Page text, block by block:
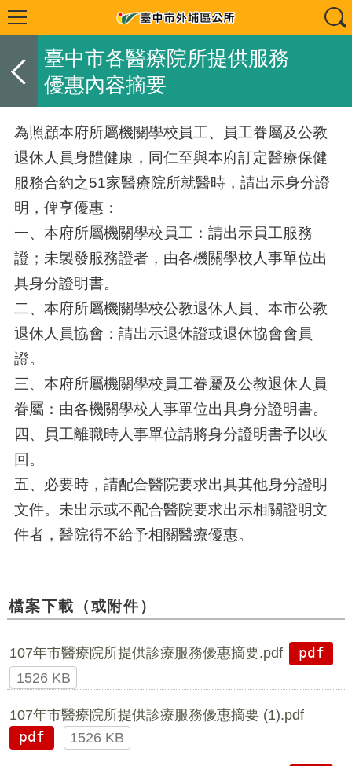
臺中市各醫療院所提供服務
優惠內容摘要
為照顧本府所屬機關學校員工、員工眷屬及公教
退休人員身體健康，同仁至與本府訂定醫療保健
服務合約之51家醫療院所就醫時，請出示身分證
明，俾享優惠：
一、本府所屬機關學校員工：請出示員工服務
證；未製發服務證者，由各機關學校人事單位出
具身分證明書。
二、本府所屬機關學校公教退休人員、本市公教
退休人員協會：請出示退休證或退休協會會員
證。
三、本府所屬機關學校員工眷屬及公教退休人員
眷屬：由各機關學校人事單位出具身分證明書。
四、員工離職時人事單位請將身分證明書予以收
回。
五、必要時，請配合醫院要求出具其他身分證明
文件。未出示或不配合醫院要求出示相關證明文
件者，醫院得不給予相關醫療優惠。
檔案下載（或附件）
107年市醫療院所提供診療服務優惠摘要.pdf
pdf
1526 KB
107年市醫療院所提供診療服務優惠摘要 (1).pdf
pdf
1526 KB